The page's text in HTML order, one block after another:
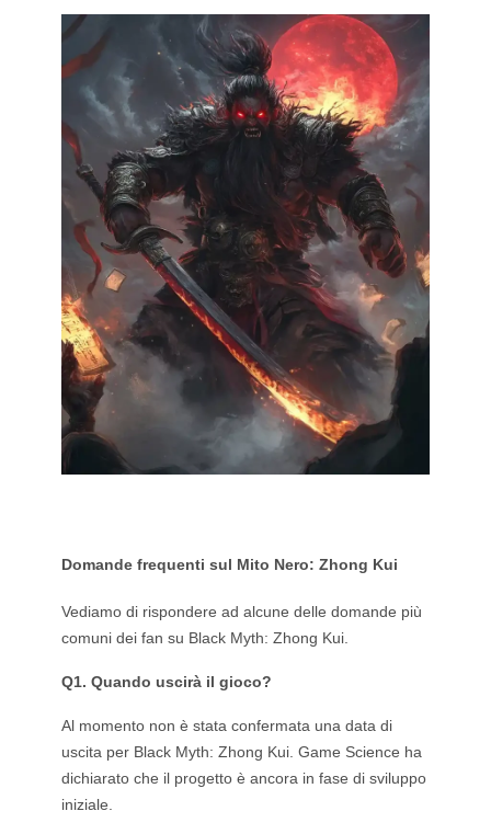
Domande frequenti sul Mito Nero: Zhong Kui
Vediamo di rispondere ad alcune delle domande più
comuni dei fan su Black Myth: Zhong Kui.
Q1. Quando uscirà il gioco?
Al momento non è stata confermata una data di
uscita per Black Myth: Zhong Kui. Game Science ha
dichiarato che il progetto è ancora in fase di sviluppo
iniziale.